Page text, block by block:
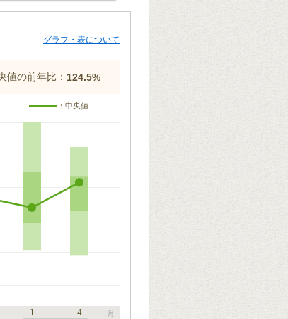
グラフ・表について
値の前年比： 124.5%
：中央値
1
4
月